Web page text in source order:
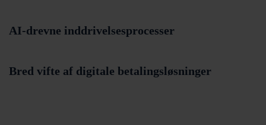
AI-drevne inddrivelsesprocesser
Bred vifte af digitale betalingsløsninger